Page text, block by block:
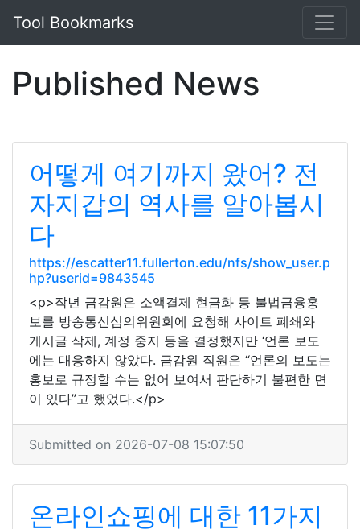
Tool Bookmarks
Published News
어떻게 여기까지 왔어? 전
자지갑의 역사를 알아봅시
다
https://escatter11.fullerton.edu/nfs/show_user.p
hp?userid=9843545
<p>작년 금감원은 소액결제 현금화 등 불법금융홍
보를 방송통신심의위원회에 요청해 사이트 폐쇄와
게시글 삭제, 계정 중지 등을 결정했지만 ‘언론 보도
에는 대응하지 않았다. 금감원 직원은 “언론의 보도는
홍보로 규정할 수는 없어 보여서 판단하기 불편한 면
이 있다”고 했었다.</p>
Submitted on 2026-07-08 15:07:50
온라인쇼핑에 대한 11가지